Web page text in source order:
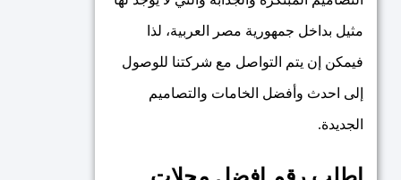
مثيل بداخل جمهورية مصر العربية، لذا
فيمكن إن يتم التواصل مع شركتنا للوصول
إلى احدث وأفضل الخامات والتصاميم
الجديدة.